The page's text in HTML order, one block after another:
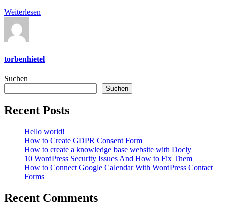
Weiterlesen
torbenhietel
Suchen
Suchen
Recent Posts
Hello world!
How to Create GDPR Consent Form
How to create a knowledge base website with Docly
10 WordPress Security Issues And How to Fix Them
How to Connect Google Calendar With WordPress Contact
Forms
Recent Comments